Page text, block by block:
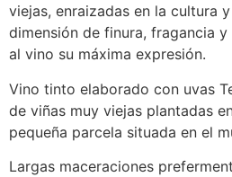
viejas, enraizadas en la cultura
dimensión de finura, fragancia
al vino su máxima expresión.
Vino tinto elaborado con uvas
de viñas muy viejas plantadas
pequeña parcela situada en el
Largas maceraciones